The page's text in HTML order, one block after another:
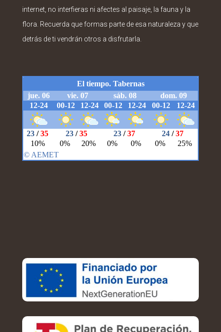
internet, no interfieras ni afectes al paisaje, la fauna y la
flora. Recuerda que formas parte de esa naturaleza y que
detrás de ti vendrán otros a disfrutarla.